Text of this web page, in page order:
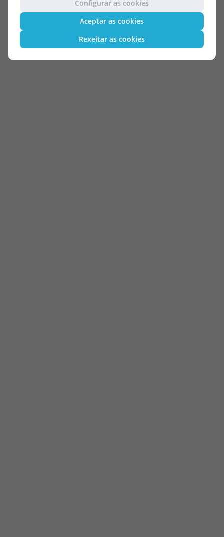
Configurar as cookies
Aceptar as cookies
Rexeitar as cookies